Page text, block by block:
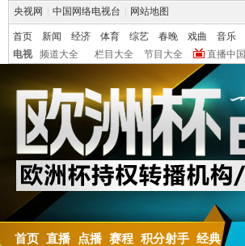
央视网 中国网络电视台 网站地图
首页 新闻 经济 体育 综艺 春晚 戏曲 音乐
电视
频道大全 栏目大全 节目大全 直播中国
首页 直播 点播 赛程 积分射手 经典